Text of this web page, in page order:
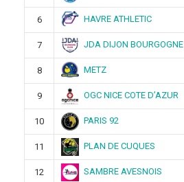
6 HAVRE ATHLETIC
7 JDA DIJON BOURGOGNE
8 METZ
9 OGC NICE COTE D’AZUR
10 PARIS 92
11 PLAN DE CUQUES
12 SAMBRE AVESNOIS